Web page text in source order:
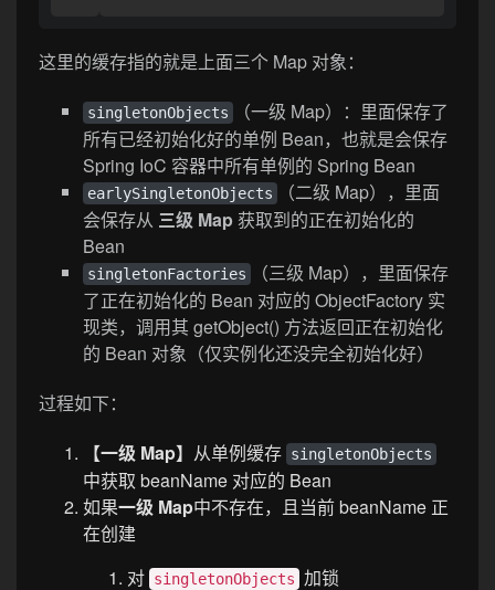
这里的缓存指的就是上面三个 Map 对象：
singletonObjects
（一级 Map）：里面保存了
所有已经初始化好的单例 Bean，也就是会保存
Spring IoC 容器中所有单例的 Spring Bean
earlySingletonObjects
（二级 Map），里面
会保存从 三级 Map获取到的正在初始化的
Bean
singletonFactories
（三级 Map），里面保存
了正在初始化的 Bean 对应的 ObjectFactory 实
现类，调用其 getObject() 方法返回正在初始化
的 Bean 对象（仅实例化还没完全初始化好）
过程如下：
【一级 Map】 从单例缓存 singletonObjects
中获取 beanName 对应的 Bean
如果一级 Map中不存在，且当前 beanName 正
在创建
对 singletonObjects 加锁